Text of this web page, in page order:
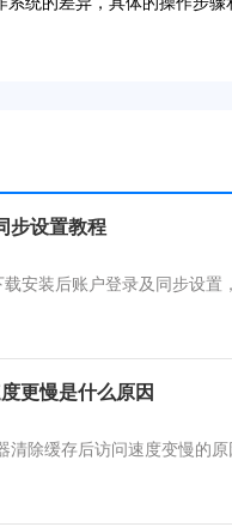
步设置教程
安装后账户登录及同步设置
更慢是什么原因
清除缓存后访问速度变慢的